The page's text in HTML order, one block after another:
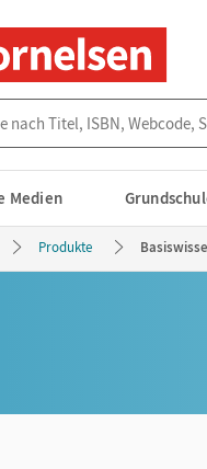
Medien
Produkte